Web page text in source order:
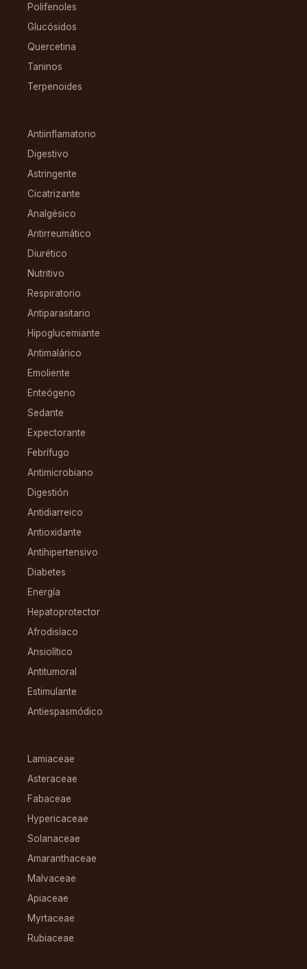
Polifenoles
Glucósidos
Quercetina
Taninos
Terpenoides
Antiinflamatorio
Digestivo
Astringente
Cicatrizante
Analgésico
Antirreumático
Diurético
Nutritivo
Respiratorio
Antiparasitario
Hipoglucemiante
Antimalárico
Emoliente
Enteógeno
Sedante
Expectorante
Febrífugo
Antimicrobiano
Digestión
Antidiarreico
Antioxidante
Antihipertensivo
Diabetes
Energía
Hepatoprotector
Afrodisíaco
Ansiolítico
Antitumoral
Estimulante
Antiespasmódico
Lamiaceae
Asteraceae
Fabaceae
Hypericaceae
Solanaceae
Amaranthaceae
Malvaceae
Apiaceae
Myrtaceae
Rubiaceae